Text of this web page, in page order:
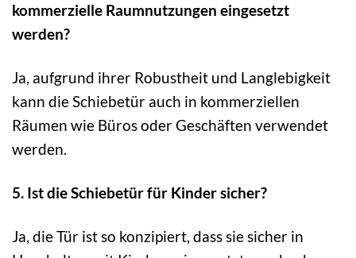
kommerzielle Raumnutzungen eingesetzt
werden?
Ja, aufgrund ihrer Robustheit und Langlebigkeit
kann die Schiebetür auch in kommerziellen
Räumen wie Büros oder Geschäften verwendet
werden.
5. Ist die Schiebetür für Kinder sicher?
Ja, die Tür ist so konzipiert, dass sie sicher in